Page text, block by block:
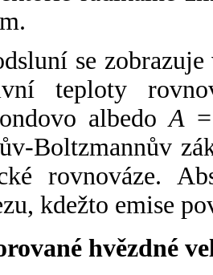
se
teploty
albedoA
Boltzmannův
rovnováze.
kdežto emise
hvězdné